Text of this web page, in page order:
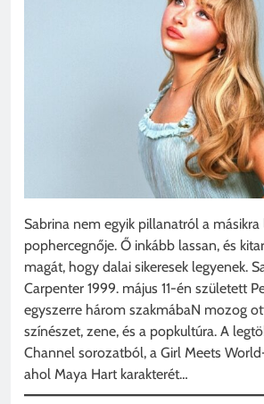
Sabrina nem egyik pillanatról a másikra
pophercegnője. Ő inkább lassan, és
magát, hogy dalai sikeresek legyenek.
Carpenter 1999. május 11-én született
egyszerre három szakmábaN mozog
színészet, zene, és a popkultúra. A
Channel sorozatból, a Girl Meets
ahol Maya Hart karakterét…